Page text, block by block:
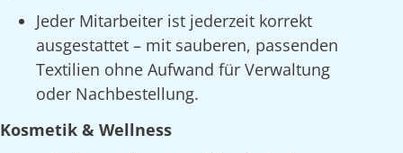
Jeder Mitarbeiter ist jederzeit korrekt
ausgestattet – mit sauberen, passenden
Textilien ohne Aufwand für Verwaltung
oder Nachbestellung.
Kosmetik & Wellness